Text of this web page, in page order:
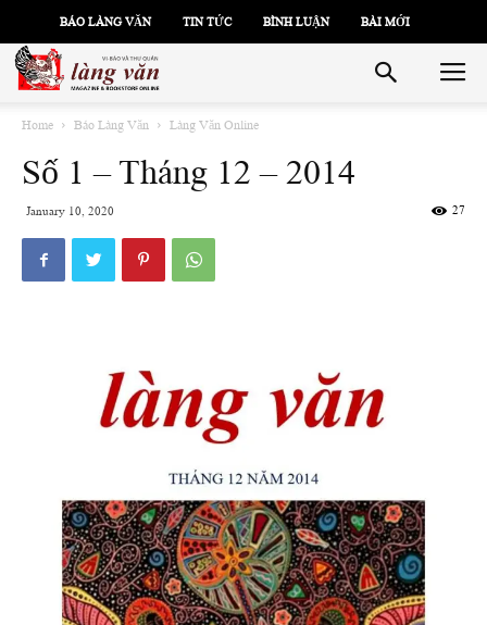
BÁO LÀNG VĂN TIN TỨC BÌNH LUẬN BÀI MỚI
Home Báo Làng Văn Làng Văn Online
Số 1 – Tháng 12 – 2014
January 10, 2020 27